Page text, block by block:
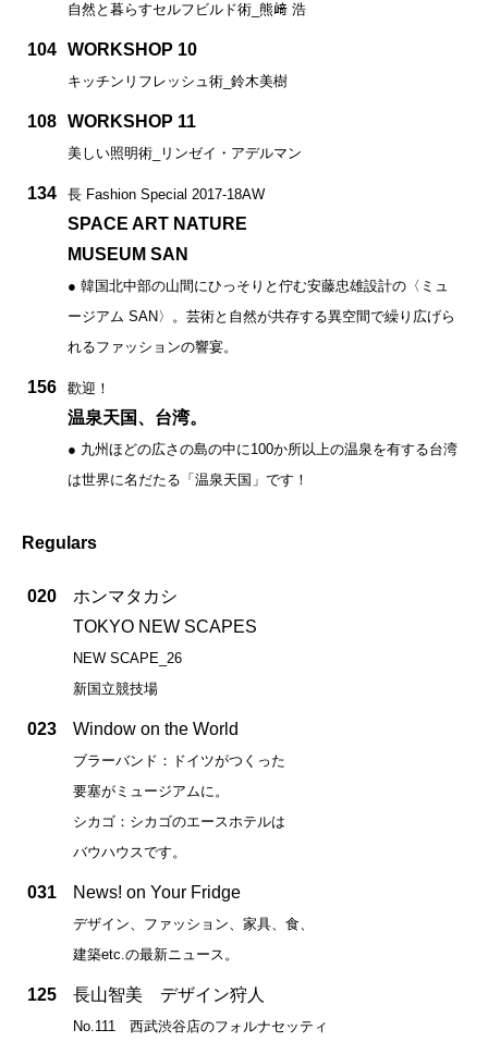
自然と暮らすセルフビルド術_熊﨑 浩
104 WORKSHOP 10
キッチンリフレッシュ術_鈴木美樹
108 WORKSHOP 11
美しい照明術_リンゼイ・アデルマン
134 長 Fashion Special 2017-18AW
SPACE ART NATURE
MUSEUM SAN
● 韓国北中部の山間にひっそりと佇む安藤忠雄設計の〈ミュ
ージアム SAN〉。芸術と自然が共存する異空間で繰り広げら
れるファッションの響宴。
156 歡迎！
温泉天国、台湾。
● 九州ほどの広さの島の中に100か所以上の温泉を有する台湾
は世界に名だたる「温泉天国」です！
Regulars
020
ホンマタカシ
TOKYO NEW SCAPES
NEW SCAPE_26
新国立競技場
023 Window on the World
ブラーバンド：ドイツがつくった
要塞がミュージアムに。
シカゴ：シカゴのエースホテルは
バウハウスです。
031 News! on Your Fridge
デザイン、ファッション、家具、食、
建築etc.の最新ニュース。
125 長山智美 デザイン狩人
No.111 西武渋谷店のフォルナセッティ